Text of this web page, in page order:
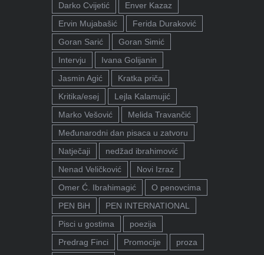
Darko Cvijetić
Enver Kazaz
Ervin Mujabašić
Ferida Duraković
Goran Sarić
Goran Simić
Intervju
Ivana Golijanin
Jasmin Agić
Kratka priča
Kritika/esej
Lejla Kalamujić
Marko Vešović
Melida Travančić
Međunarodni dan pisaca u zatvoru
Natječaji
nedžad ibrahimović
Nenad Veličković
Novi Izraz
Omer Ć. Ibrahimagić
O penovcima
PEN BiH
PEN INTERNATIONAL
Pisci u gostima
poezija
Predrag Finci
Promocije
proza